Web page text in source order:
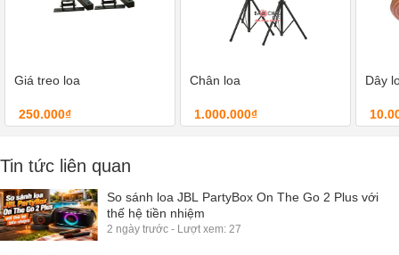
Giá treo loa
250.000₫
Chân loa
1.000.000₫
Dây
Tin tức liên quan
So sánh loa JBL PartyBox On The Go 2 Plus với
thế hệ tiền nhiệm
2 ngày trước - Lượt xem: 27